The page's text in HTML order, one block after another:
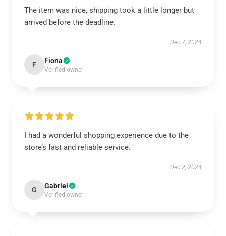
The item was nice, shipping took a little longer but
arrived before the deadline.
Dec 7, 2024
F Fiona
Verified owner
I had a wonderful shopping experience due to the
store’s fast and reliable service.
Dec 2, 2024
G Gabriel
Verified owner